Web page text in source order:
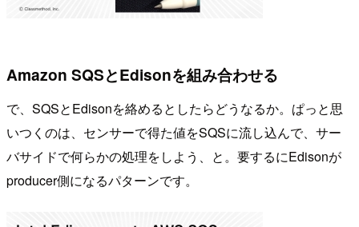
Amazon SQSとEdisonを組み合わせる
で、SQSとEdisonを絡めるとしたらどうなるか。ぱっと思
いつくのは、センサーで得た値をSQSに流し込んで、サー
バサイドで何らかの処理をしよう、と。要するにEdisonが
producer側になるパターンです。